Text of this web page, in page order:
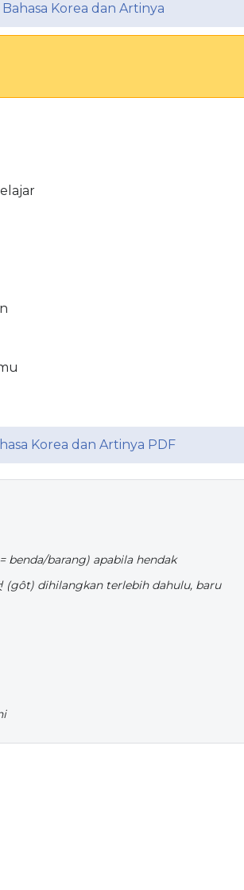
Korea dan Artinya
Korea dan Artinya PDF
benda/barang) apabila hendak
(gôt) dihilangkan terlebih dahulu, baru